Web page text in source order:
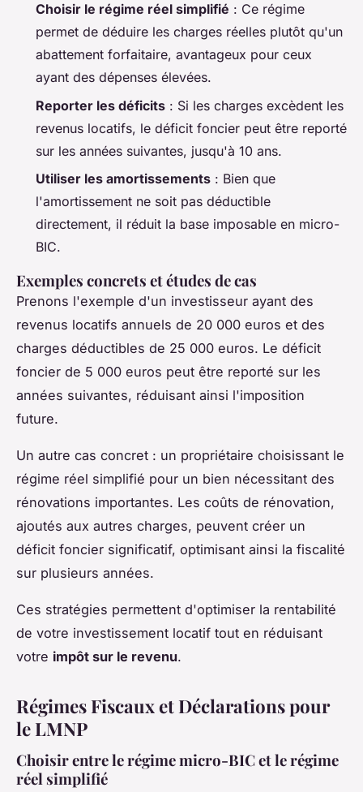
Choisir le régime réel simplifié : Ce régime
permet de déduire les charges réelles plutôt qu'un
abattement forfaitaire, avantageux pour ceux
ayant des dépenses élevées.
Reporter les déficits : Si les charges excèdent les
revenus locatifs, le déficit foncier peut être reporté
sur les années suivantes, jusqu'à 10 ans.
Utiliser les amortissements : Bien que
l'amortissement ne soit pas déductible
directement, il réduit la base imposable en micro-
BIC.
Exemples concrets et études de cas
Prenons l'exemple d'un investisseur ayant des
revenus locatifs annuels de 20 000 euros et des
charges déductibles de 25 000 euros. Le déficit
foncier de 5 000 euros peut être reporté sur les
années suivantes, réduisant ainsi l'imposition
future.
Un autre cas concret : un propriétaire choisissant le
régime réel simplifié pour un bien nécessitant des
rénovations importantes. Les coûts de rénovation,
ajoutés aux autres charges, peuvent créer un
déficit foncier significatif, optimisant ainsi la fiscalité
sur plusieurs années.
Ces stratégies permettent d'optimiser la rentabilité
de votre investissement locatif tout en réduisant
votre impôt sur le revenu.
Régimes Fiscaux et Déclarations pour
le LMNP
Choisir entre le régime micro-BIC et le régime
réel simplifié